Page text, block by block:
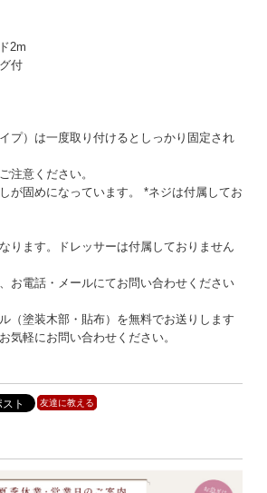
2m
付
プ）は一度取り付けるとしっかり固定され
注意ください。
が固めになっています。 *ネジは付属してお
ります。ドレッサーは付属しておりません
お電話・メールにてお問い合わせください
（塗装木部・貼布）を無料でお送りします
気軽にお問い合わせください。
友達に教える